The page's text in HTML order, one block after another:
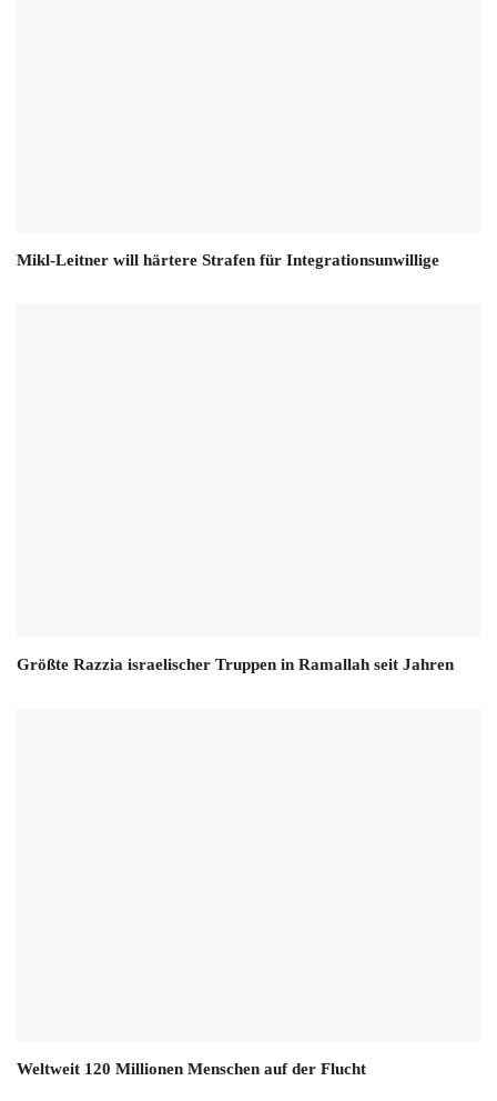
Mikl-Leitner will härtere Strafen für Integrationsunwillige
Größte Razzia israelischer Truppen in Ramallah seit Jahren
Weltweit 120 Millionen Menschen auf der Flucht